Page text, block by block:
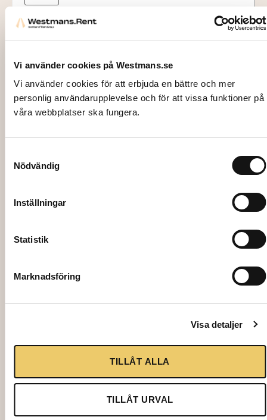
Vi använder cookies på Westmans.se
Vi använder cookies för att erbjuda en bättre och mer
personlig användarupplevelse och för att vissa funktioner på
våra webbplatser ska fungera.
Nödvändig
Inställningar
Statistik
Marknadsföring
Visa detaljer
TILLÅT ALLA
TILLÅT URVAL
2719
Lägg till i varukorg